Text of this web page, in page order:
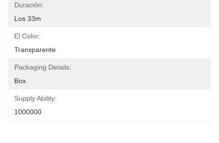
Duración:
Los 33m
El Color:
Transparente
Packaging Details:
Box
Supply Ability:
1000000